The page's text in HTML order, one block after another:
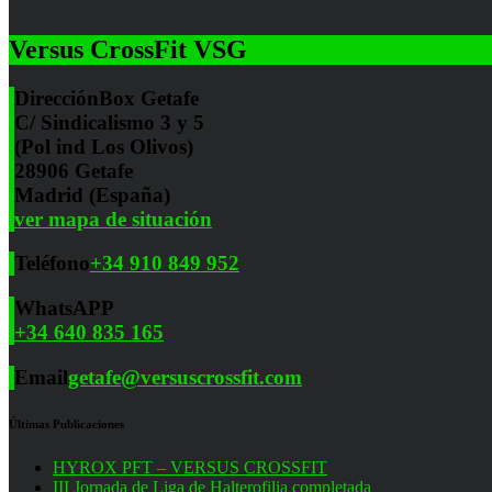
Versus CrossFit VSG
DirecciónBox Getafe
C/ Sindicalismo 3 y 5
(Pol ind Los Olivos)
28906 Getafe
Madrid (España)
ver mapa de situación
Teléfono+34 910 849 952
WhatsAPP
+34 640 835 165
Emailgetafe@versuscrossfit.com
Últimas Publicaciones
HYROX PFT – VERSUS CROSSFIT
III Jornada de Liga de Halterofilia completada